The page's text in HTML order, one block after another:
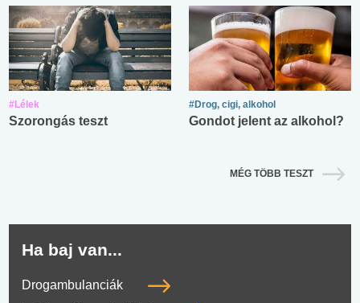
#Lélek
Szorongás teszt
#Drog, cigi, alkohol
Gondot jelent az alkohol?
MÉG TÖBB TESZT
Ha baj van...
Drogambulanciák